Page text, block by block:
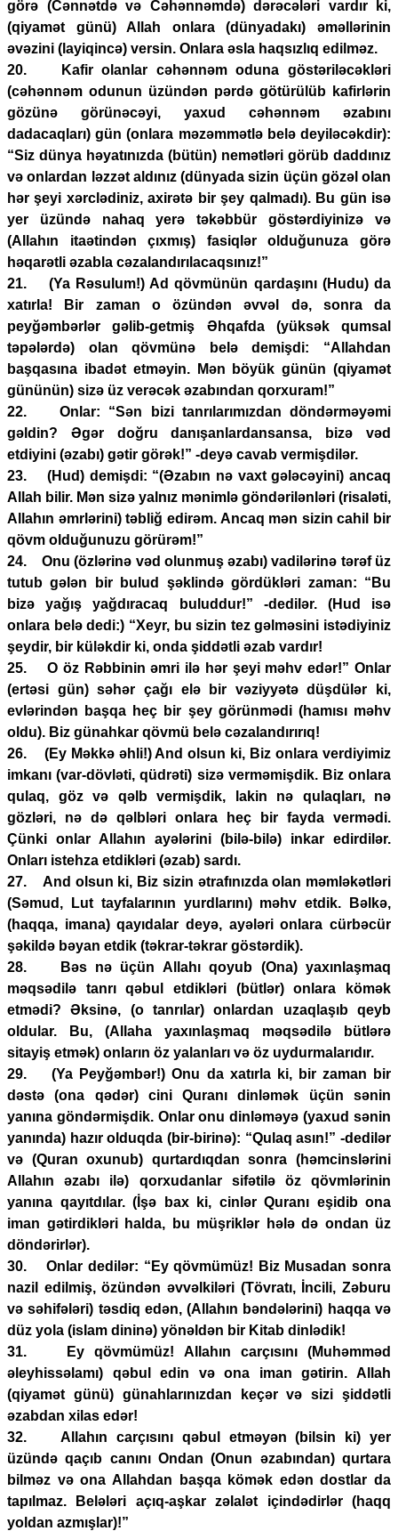
görə (Cənnətdə və Cəhənnəmdə) dərəcələri vardır ki,
(qiyamət günü) Allah onlara (dünyadakı) əməllərinin
əvəzini (layiqincə) versin. Onlara əsla haqsızlıq edilməz.
20. Kafir olanlar cəhənnəm oduna göstəriləcəkləri
(cəhənnəm odunun üzündən pərdə götürülüb kafirlərin
gözünə görünəcəyi, yaxud cəhənnəm əzabını
dadacaqları) gün (onlara məzəmmətlə belə deyiləcəkdir):
“Siz dünya həyatınızda (bütün) nemətləri görüb daddınız
və onlardan ləzzət aldınız (dünyada sizin üçün gözəl olan
hər şeyi xərclədiniz, axirətə bir şey qalmadı). Bu gün isə
yer üzündə nahaq yerə təkəbbür göstərdiyinizə və
(Allahın itaətindən çıxmış) fasiqlər olduğunuza görə
həqarətli əzabla cəzalandırılacaqsınız!”
21. (Ya Rəsulum!) Ad qövmünün qardaşını (Hudu) da
xatırla! Bir zaman o özündən əvvəl də, sonra da
peyğəmbərlər gəlib-getmiş Əhqafda (yüksək qumsal
təpələrdə) olan qövmünə belə demişdi: “Allahdan
başqasına ibadət etməyin. Mən böyük günün (qiyamət
gününün) sizə üz verəcək əzabından qorxuram!”
22. Onlar: “Sən bizi tanrılarımızdan döndərməyəmi
gəldin? Əgər doğru danışanlardansansa, bizə vəd
etdiyini (əzabı) gətir görək!” -deyə cavab vermişdilər.
23. (Hud) demişdi: “(Əzabın nə vaxt gələcəyini) ancaq
Allah bilir. Mən sizə yalnız mənimlə göndərilənləri (risaləti,
Allahın əmrlərini) təbliğ edirəm. Ancaq mən sizin cahil bir
qövm olduğunuzu görürəm!”
24. Onu (özlərinə vəd olunmuş əzabı) vadilərinə tərəf üz
tutub gələn bir bulud şəklində gördükləri zaman: “Bu
bizə yağış yağdıracaq buluddur!” -dedilər. (Hud isə
onlara belə dedi:) “Xeyr, bu sizin tez gəlməsini istədiyiniz
şeydir, bir küləkdir ki, onda şiddətli əzab vardır!
25. O öz Rəbbinin əmri ilə hər şeyi məhv edər!” Onlar
(ertəsi gün) səhər çağı elə bir vəziyyətə düşdülər ki,
evlərindən başqa heç bir şey görünmədi (hamısı məhv
oldu). Biz günahkar qövmü belə cəzalandırırıq!
26. (Ey Məkkə əhli!) And olsun ki, Biz onlara verdiyimiz
imkanı (var-dövləti, qüdrəti) sizə verməmişdik. Biz onlara
qulaq, göz və qəlb vermişdik, lakin nə qulaqları, nə
gözləri, nə də qəlbləri onlara heç bir fayda vermədi.
Çünki onlar Allahın ayələrini (bilə-bilə) inkar edirdilər.
Onları istehza etdikləri (əzab) sardı.
27. And olsun ki, Biz sizin ətrafınızda olan məmləkətləri
(Səmud, Lut tayfalarının yurdlarını) məhv etdik. Bəlkə,
(haqqa, imana) qayıdalar deyə, ayələri onlara cürbəcür
şəkildə bəyan etdik (təkrar-təkrar göstərdik).
28. Bəs nə üçün Allahı qoyub (Ona) yaxınlaşmaq
məqsədilə tanrı qəbul etdikləri (bütlər) onlara kömək
etmədi? Əksinə, (o tanrılar) onlardan uzaqlaşıb qeyb
oldular. Bu, (Allaha yaxınlaşmaq məqsədilə bütlərə
sitayiş etmək) onların öz yalanları və öz uydurmalarıdır.
29. (Ya Peyğəmbər!) Onu da xatırla ki, bir zaman bir
dəstə (ona qədər) cini Quranı dinləmək üçün sənin
yanına göndərmişdik. Onlar onu dinləməyə (yaxud sənin
yanında) hazır olduqda (bir-birinə): “Qulaq asın!” -dedilər
və (Quran oxunub) qurtardıqdan sonra (həmcinslərini
Allahın əzabı ilə) qorxudanlar sifətilə öz qövmlərinin
yanına qayıtdılar. (İşə bax ki, cinlər Quranı eşidib ona
iman gətirdikləri halda, bu müşriklər hələ də ondan üz
döndərirlər).
30. Onlar dedilər: “Ey qövmümüz! Biz Musadan sonra
nazil edilmiş, özündən əvvəlkiləri (Tövratı, İncili, Zəburu
və səhifələri) təsdiq edən, (Allahın bəndələrini) haqqa və
düz yola (islam dininə) yönəldən bir Kitab dinlədik!
31. Ey qövmümüz! Allahın carçısını (Muhəmməd
əleyhissəlamı) qəbul edin və ona iman gətirin. Allah
(qiyamət günü) günahlarınızdan keçər və sizi şiddətli
əzabdan xilas edər!
32. Allahın carçısını qəbul etməyən (bilsin ki) yer
üzündə qaçıb canını Ondan (Onun əzabından) qurtara
bilməz və ona Allahdan başqa kömək edən dostlar da
tapılmaz. Belələri açıq-aşkar zəlalət içindədirlər (haqq
yoldan azmışlar)!”